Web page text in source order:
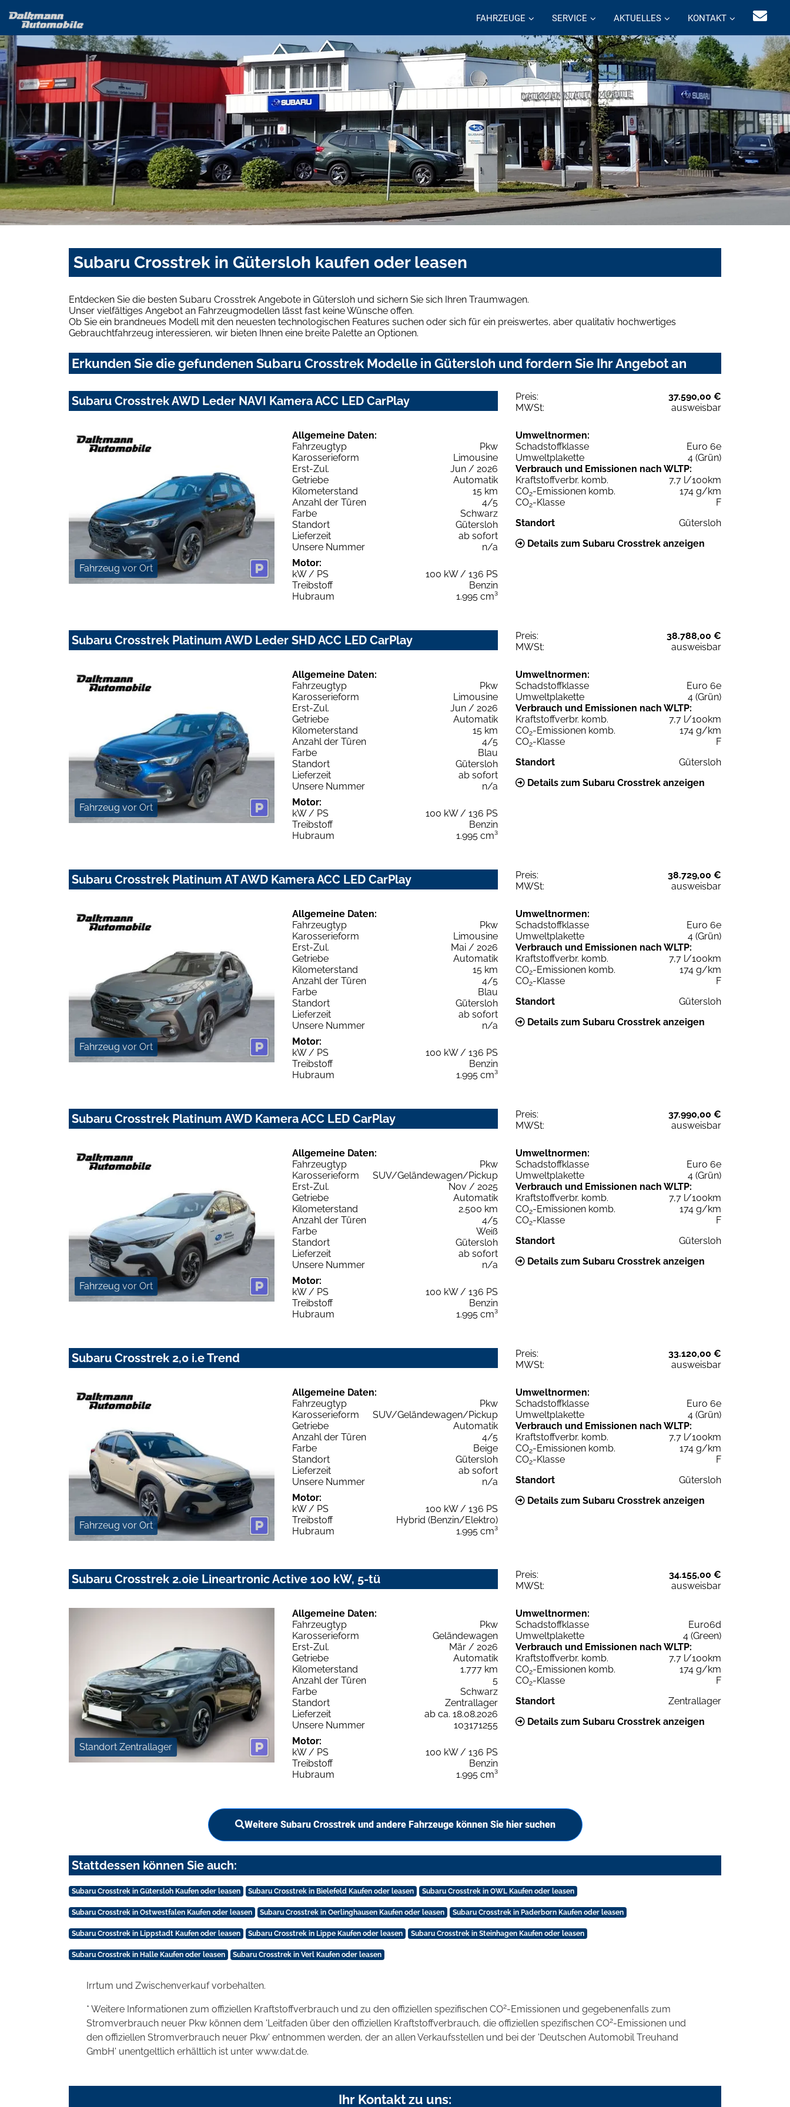
FAHRZEUGE SERVICE AKTUELLES KONTAKT
Subaru Crosstrek in Gütersloh kaufen oder leasen
Entdecken Sie die besten Subaru Crosstrek Angebote in Gütersloh und sichern Sie sich Ihren Traumwagen.
Unser vielfältiges Angebot an Fahrzeugmodellen lässt fast keine Wünsche offen.
Ob Sie ein brandneues Modell mit den neuesten technologischen Features suchen oder sich für ein preiswertes, aber qualitativ hochwertiges
Gebrauchtfahrzeug interessieren, wir bieten Ihnen eine breite Palette an Optionen.
Erkunden Sie die gefundenen Subaru Crosstrek Modelle in Gütersloh und fordern Sie Ihr Angebot an
Subaru Crosstrek AWD Leder NAVI Kamera ACC LED CarPlay Preis:
37.590,00 €
MWSt:
ausweisbar
Fahrzeug vor Ort
Allgemeine Daten:
Fahrzeugtyp
Pkw
Karosserieform
Limousine
Erst-Zul.
Jun / 2026
Getriebe
Automatik
Kilometerstand
15 km
Anzahl der Türen
4/5
Farbe
Schwarz
Standort
Gütersloh
Lieferzeit
ab sofort
Unsere Nummer
n/a
Motor:
kW / PS
100 kW / 136 PS
Treibstoff
Benzin
Hubraum
1.995 cm³
Umweltnormen:
Schadstoffklasse
Euro 6e
Umweltplakette
4 (Grün)
Verbrauch und Emissionen nach WLTP:
Kraftstoffverbr. komb.
7,7 l/100km
CO2-Emissionen komb.
174 g/km
CO2-Klasse
F
Standort
Gütersloh
Details zum Subaru Crosstrek anzeigen
Subaru Crosstrek Platinum AWD Leder SHD ACC LED CarPlay Preis:
38.788,00 €
MWSt:
ausweisbar
Fahrzeug vor Ort
Allgemeine Daten:
Fahrzeugtyp
Pkw
Karosserieform
Limousine
Erst-Zul.
Jun / 2026
Getriebe
Automatik
Kilometerstand
15 km
Anzahl der Türen
4/5
Farbe
Blau
Standort
Gütersloh
Lieferzeit
ab sofort
Unsere Nummer
n/a
Motor:
kW / PS
100 kW / 136 PS
Treibstoff
Benzin
Hubraum
1.995 cm³
Umweltnormen:
Schadstoffklasse
Euro 6e
Umweltplakette
4 (Grün)
Verbrauch und Emissionen nach WLTP:
Kraftstoffverbr. komb.
7,7 l/100km
CO2-Emissionen komb.
174 g/km
CO2-Klasse
F
Standort
Gütersloh
Details zum Subaru Crosstrek anzeigen
Subaru Crosstrek Platinum AT AWD Kamera ACC LED CarPlay Preis:
38.729,00 €
MWSt:
ausweisbar
Fahrzeug vor Ort
Allgemeine Daten:
Fahrzeugtyp
Pkw
Karosserieform
Limousine
Erst-Zul.
Mai / 2026
Getriebe
Automatik
Kilometerstand
15 km
Anzahl der Türen
4/5
Farbe
Blau
Standort
Gütersloh
Lieferzeit
ab sofort
Unsere Nummer
n/a
Motor:
kW / PS
100 kW / 136 PS
Treibstoff
Benzin
Hubraum
1.995 cm³
Umweltnormen:
Schadstoffklasse
Euro 6e
Umweltplakette
4 (Grün)
Verbrauch und Emissionen nach WLTP:
Kraftstoffverbr. komb.
7,7 l/100km
CO2-Emissionen komb.
174 g/km
CO2-Klasse
F
Standort
Gütersloh
Details zum Subaru Crosstrek anzeigen
Subaru Crosstrek Platinum AWD Kamera ACC LED CarPlay Preis:
37.990,00 €
MWSt:
ausweisbar
Fahrzeug vor Ort
Allgemeine Daten:
Fahrzeugtyp
Pkw
Karosserieform
SUV/Geländewagen/Pickup
Erst-Zul.
Nov / 2025
Getriebe
Automatik
Kilometerstand
2.500 km
Anzahl der Türen
4/5
Farbe
Weiß
Standort
Gütersloh
Lieferzeit
ab sofort
Unsere Nummer
n/a
Motor:
kW / PS
100 kW / 136 PS
Treibstoff
Benzin
Hubraum
1.995 cm³
Umweltnormen:
Schadstoffklasse
Euro 6e
Umweltplakette
4 (Grün)
Verbrauch und Emissionen nach WLTP:
Kraftstoffverbr. komb.
7,7 l/100km
CO2-Emissionen komb.
174 g/km
CO2-Klasse
F
Standort
Gütersloh
Details zum Subaru Crosstrek anzeigen
Subaru Crosstrek 2,0 i.e Trend Preis:
33.120,00 €
MWSt:
ausweisbar
Fahrzeug vor Ort
Allgemeine Daten:
Fahrzeugtyp
Pkw
Karosserieform
SUV/Geländewagen/Pickup
Getriebe
Automatik
Anzahl der Türen
4/5
Farbe
Beige
Standort
Gütersloh
Lieferzeit
ab sofort
Unsere Nummer
n/a
Motor:
kW / PS
100 kW / 136 PS
Treibstoff
Hybrid (Benzin/Elektro)
Hubraum
1.995 cm³
Umweltnormen:
Schadstoffklasse
Euro 6e
Umweltplakette
4 (Grün)
Verbrauch und Emissionen nach WLTP:
Kraftstoffverbr. komb.
7,7 l/100km
CO2-Emissionen komb.
174 g/km
CO2-Klasse
F
Standort
Gütersloh
Details zum Subaru Crosstrek anzeigen
Subaru Crosstrek 2.0ie Lineartronic Active 100 kW, 5-tü Preis:
34.155,00 €
MWSt:
ausweisbar
Standort Zentrallager
Allgemeine Daten:
Fahrzeugtyp
Pkw
Karosserieform
Geländewagen
Erst-Zul.
Mär / 2026
Getriebe
Automatik
Kilometerstand
1.777 km
Anzahl der Türen
5
Farbe
Schwarz
Standort
Zentrallager
Lieferzeit
ab ca. 18.08.2026
Unsere Nummer
103171255
Motor:
kW / PS
100 kW / 136 PS
Treibstoff
Benzin
Hubraum
1.995 cm³
Umweltnormen:
Schadstoffklasse
Euro6d
Umweltplakette
4 (Green)
Verbrauch und Emissionen nach WLTP:
Kraftstoffverbr. komb.
7,7 l/100km
CO2-Emissionen komb.
174 g/km
CO2-Klasse
F
Standort
Zentrallager
Details zum Subaru Crosstrek anzeigen
Weitere Subaru Crosstrek und andere Fahrzeuge können Sie hier suchen
Stattdessen können Sie auch:
Subaru Crosstrek in Gütersloh Kaufen oder leasen Subaru Crosstrek in Bielefeld Kaufen oder leasen Subaru Crosstrek in OWL Kaufen oder leasen
Subaru Crosstrek in Ostwestfalen Kaufen oder leasen Subaru Crosstrek in Oerlinghausen Kaufen oder leasen Subaru Crosstrek in Paderborn Kaufen oder leasen
Subaru Crosstrek in Lippstadt Kaufen oder leasen Subaru Crosstrek in Lippe Kaufen oder leasen Subaru Crosstrek in Steinhagen Kaufen oder leasen
Subaru Crosstrek in Halle Kaufen oder leasen Subaru Crosstrek in Verl Kaufen oder leasen
Irrtum und Zwischenverkauf vorbehalten.
* Weitere Informationen zum offiziellen Kraftstoffverbrauch und zu den offiziellen spezifischen CO2-Emissionen und gegebenenfalls zum
Stromverbrauch neuer Pkw können dem 'Leitfaden über den offiziellen Kraftstoffverbrauch, die offiziellen spezifischen CO2-Emissionen und
den offiziellen Stromverbrauch neuer Pkw' entnommen werden, der an allen Verkaufsstellen und bei der 'Deutschen Automobil Treuhand
GmbH' unentgeltlich erhältlich ist unter www.dat.de.
Ihr Kontakt zu uns: